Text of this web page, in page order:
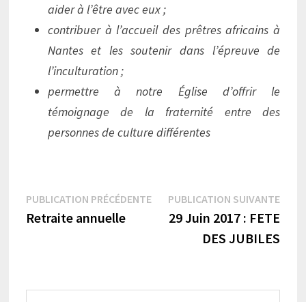
aider à l’être avec eux ;
contribuer à l’accueil des prêtres africains à
Nantes et les soutenir dans l’épreuve de
l’inculturation ;
permettre à notre Église d’offrir le
témoignage de la fraternité entre des
personnes de culture différentes
Navigation
de
PUBLICATION PRÉCÉDENTEPublication
précédente :
Retraite annuelle
PUBLICATION SUIVANTE
29 Juin 2017 : FETE
DES JUBILES